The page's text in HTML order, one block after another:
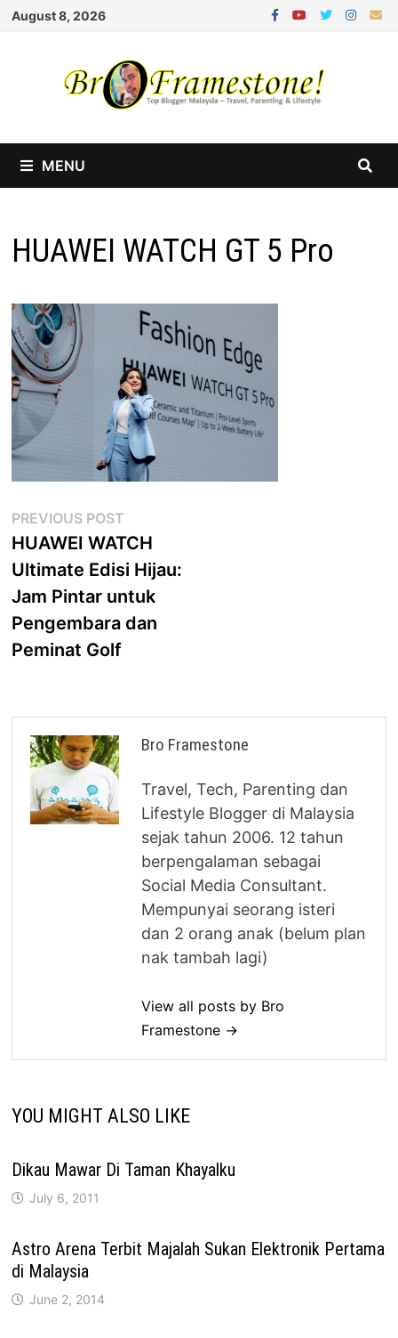
Skip
August 8, 2026
MENU
HUAWEI WATCH GT 5 Pro
Post
navigation
PREVIOUS POST
post:
HUAWEI WATCH
Ultimate Edisi Hijau:
Jam Pintar untuk
Pengembara dan
Peminat Golf
Bro Framestone
Travel, Tech, Parenting dan
Lifestyle Blogger di Malaysia
sejak tahun 2006. 12 tahun
berpengalaman sebagai
Social Media Consultant.
Mempunyai seorang isteri
dan 2 orang anak (belum plan
nak tambah lagi)
View all posts by Bro
Framestone →
YOU MIGHT ALSO LIKE
Dikau Mawar Di Taman Khayalku
July 6, 2011
Astro Arena Terbit Majalah Sukan Elektronik Pertama
di Malaysia
June 2, 2014